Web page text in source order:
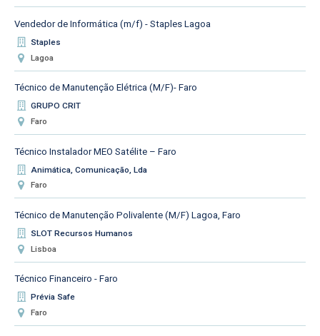
Vendedor de Informática (m/f) - Staples Lagoa
Staples
Lagoa
Técnico de Manutenção Elétrica (M/F)- Faro
GRUPO CRIT
Faro
Técnico Instalador MEO Satélite – Faro
Animática, Comunicação, Lda
Faro
Técnico de Manutenção Polivalente (M/F) Lagoa, Faro
SLOT Recursos Humanos
Lisboa
Técnico Financeiro - Faro
Prévia Safe
Faro